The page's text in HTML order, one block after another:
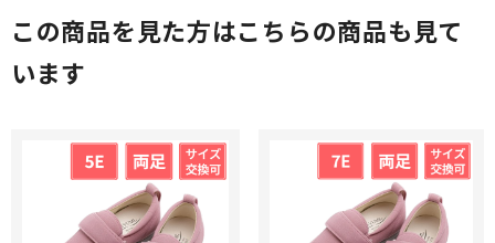
この商品を見た方はこちらの商品も見て
います